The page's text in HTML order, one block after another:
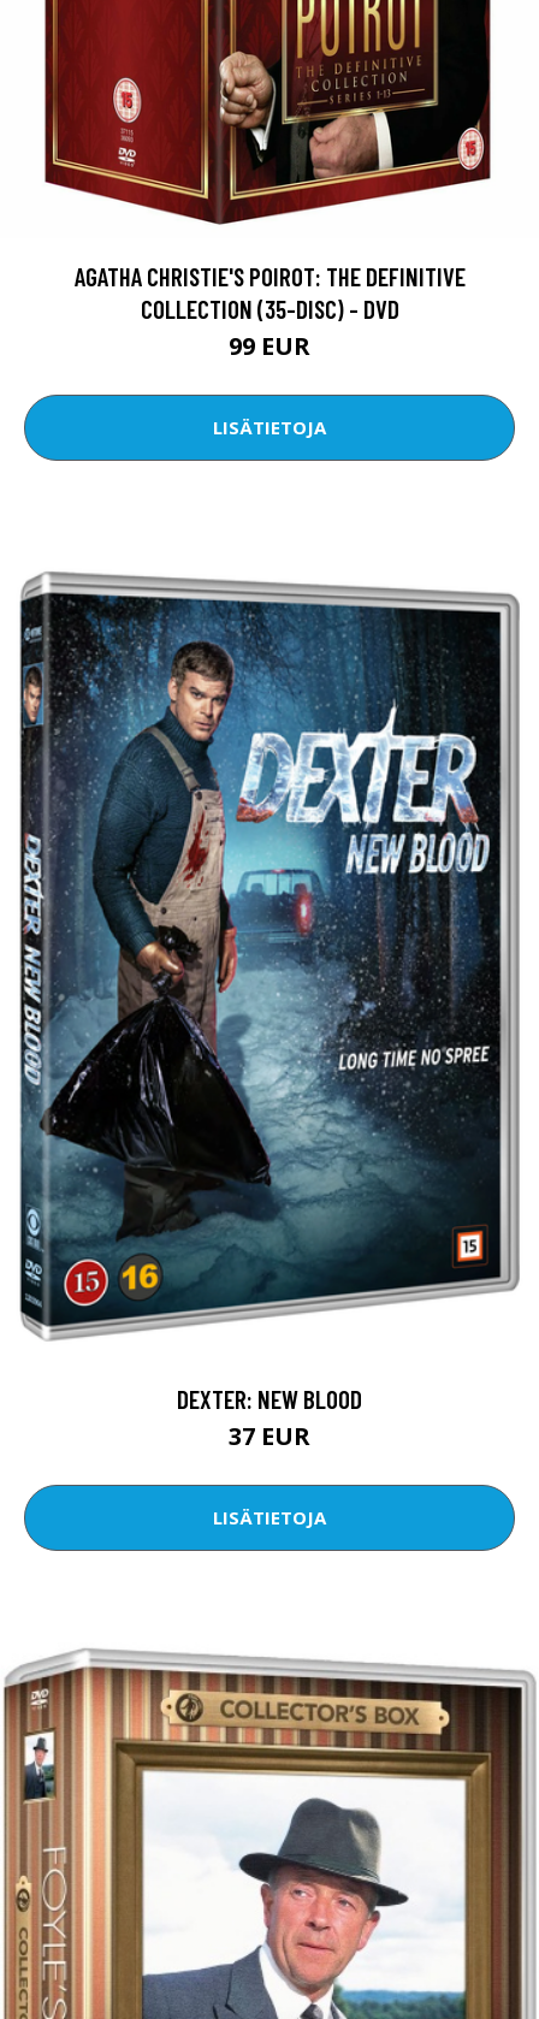
AGATHA CHRISTIE'S POIROT: THE DEFINITIVE
COLLECTION (35-DISC) - DVD
99 EUR
LISÄTIETOJA
DEXTER: NEW BLOOD
37 EUR
LISÄTIETOJA